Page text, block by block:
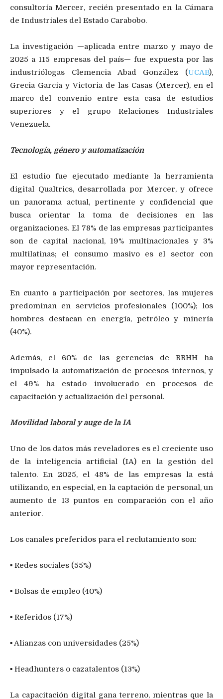
consultoría Mercer, recién presentado en la Cámara
de Industriales del Estado Carabobo.
La investigación —aplicada entre marzo y mayo de
2025 a 115 empresas del país— fue expuesta por las
industriólogas Clemencia Abad González (UCAB),
Grecia García y Victoria de las Casas (Mercer), en el
marco del convenio entre esta casa de estudios
superiores y el grupo Relaciones Industriales
Venezuela.
Tecnología, género y automatización
El estudio fue ejecutado mediante la herramienta
digital Qualtrics, desarrollada por Mercer, y ofrece
un panorama actual, pertinente y confidencial que
busca orientar la toma de decisiones en las
organizaciones. El 78% de las empresas participantes
son de capital nacional, 19% multinacionales y 3%
multilatinas; el consumo masivo es el sector con
mayor representación.
En cuanto a participación por sectores, las mujeres
predominan en servicios profesionales (100%); los
hombres destacan en energía, petróleo y minería
(40%).
Además, el 60% de las gerencias de RRHH ha
impulsado la automatización de procesos internos, y
el 49% ha estado involucrado en procesos de
capacitación y actualización del personal.
Movilidad laboral y auge de la IA
Uno de los datos más reveladores es el creciente uso
de la inteligencia artificial (IA) en la gestión del
talento. En 2025, el 48% de las empresas la está
utilizando, en especial, en la captación de personal, un
aumento de 13 puntos en comparación con el año
anterior.
Los canales preferidos para el reclutamiento son:
▪ Redes sociales (55%)
▪ Bolsas de empleo (40%)
▪ Referidos (17%)
▪ Alianzas con universidades (25%)
▪ Headhunters o cazatalentos (13%)
La capacitación digital gana terreno, mientras que la